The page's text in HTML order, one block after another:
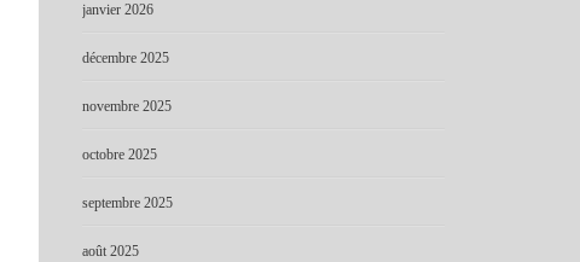
janvier 2026
décembre 2025
novembre 2025
octobre 2025
septembre 2025
août 2025